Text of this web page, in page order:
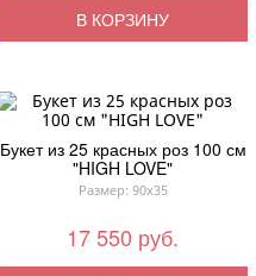
В КОРЗИНУ
Букет из 25 красных роз 100 см
"HIGH LOVE"
Размер: 90x35
17 550 руб.